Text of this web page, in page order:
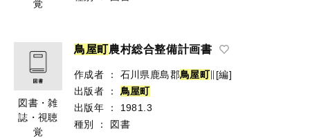
覚
図書・雑
誌・視聴
覚
鳥屋町農村総合整備計画書
作成者 ： 石川県鹿島郡鳥屋町∥[編]
出版者
： 鳥屋町
出版年
：
1981.3
種別
： 図書